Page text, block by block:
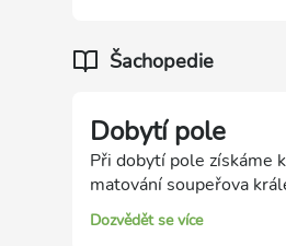
Šachopedie
Dobytí pole
Při dobytí pole získáme
matování soupeřova
figurami než soupeř.
Pokud je výsledkem
Dozvědět se více